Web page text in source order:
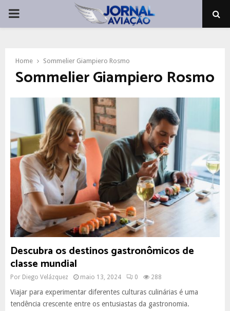
PRIMARY
Home Sommelier Giampiero Rosmo
Sommelier Giampiero Rosmo
Descubra os destinos gastronômicos de
classe mundial
Por Diego Velázquez maio 13, 2024 0 288
Viajar para experimentar diferentes culturas culinárias é uma
tendência crescente entre os entusiastas da gastronomia.